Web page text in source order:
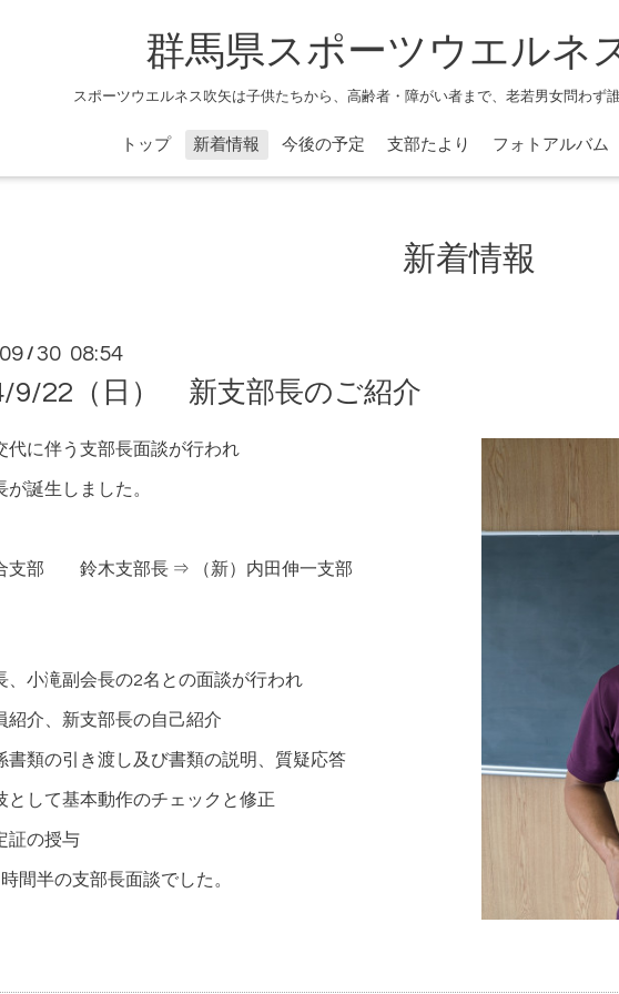
群馬県スポーツウエルネ
スポーツウエルネス吹矢は子供たちから、高齢者・障がい者まで、老若男女問わず
トップ 新着情報 今後の予定 支部たより フォトアルバム
新着情報
09 /30 08:54
9/22（日） 新支部長のご紹介
代に伴う支部長面談が行われ
が誕生しました。
支部 鈴木支部長 ⇒ （新）内田伸一支部
、小滝副会長の2名との面談が行われ
介、新支部長の自己紹介
の引き渡し及び書類の説明、質疑応答
して基本動作のチェックと修正
の授与
間半の支部長面談でした。